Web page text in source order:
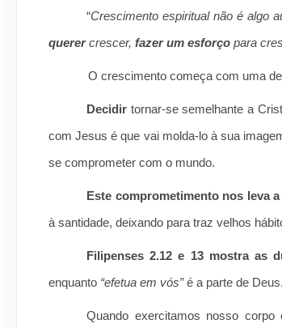
“Crescimento espiritual não é algo
querercrescer, fazer um esforço para
O crescimento começa com uma
Decidir tornar-se semelhante a
com Jesus é que vai molda-lo à sua
se comprometer com o mundo.
Este comprometimento nos leva
à santidade, deixando para traz velhos
Filipenses 2.12 e 13 mostra as
enquanto “efetua em vós”é a parte de
Quando exercitamos nosso